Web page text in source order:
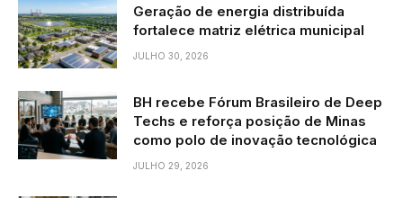
Geração de energia distribuída
fortalece matriz elétrica municipal
JULHO 30, 2026
BH recebe Fórum Brasileiro de Deep
Techs e reforça posição de Minas
como polo de inovação tecnológica
JULHO 29, 2026